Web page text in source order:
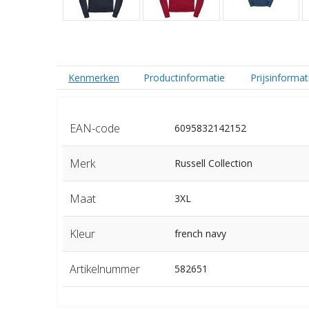
Kenmerken Productinformatie
EAN-code 6095832142152
Merk Russell Collection
Maat 3XL
Kleur french navy
Artikelnummer 582651